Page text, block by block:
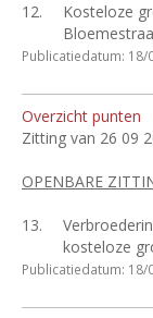
12. Kosteloze
Publicatiedatum: 18/
Overzicht punten
Zitting van 26 09
OPENBARE
13.
kosteloze
Publicatiedatum: 18/